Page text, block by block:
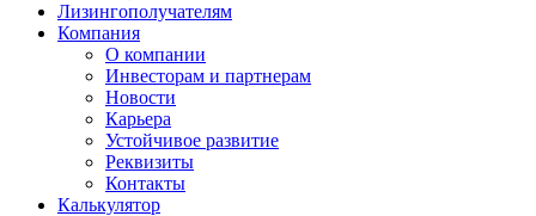
Лизингополучателям
Компания
О компании
Инвесторам и партнерам
Новости
Карьера
Устойчивое развитие
Реквизиты
Контакты
Калькулятор